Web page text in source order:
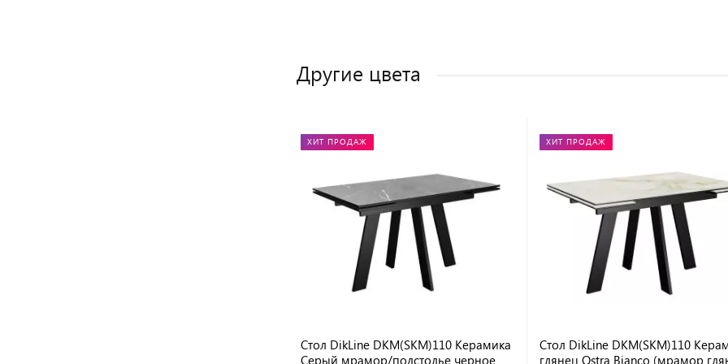
Другие цвета
ХИТ ПРОДАЖ
Стол DikLine DKM(SKM)110 Керамика
Серый мрамор/подстолье черное
ХИТ ПРОДАЖ
Стол DikLine DKM(SKM)110
глянец Ostra Bianco (мрамор